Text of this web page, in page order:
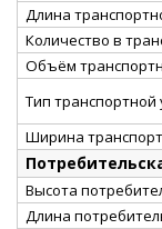
Длина
Количество в
Объём
Тип транспортной
Ширина
Высота
Длина